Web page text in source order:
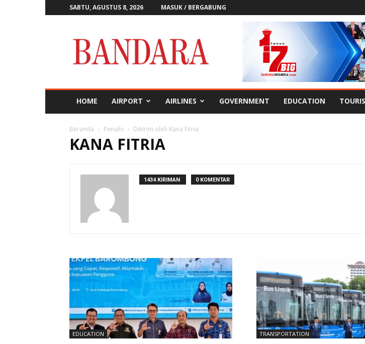
SABTU, AGUSTUS 8, 2026 MASUK / BERGABUNG
Bandara
HOME AIRPORT AIRLINES GOVERNMENT EDUCATION
Beranda Penulis Dikirim oleh Kana Fitria
KANA FITRIA
1434 KIRIMAN 0 KOMENTAR
EDUCATION TRANSPORTATION